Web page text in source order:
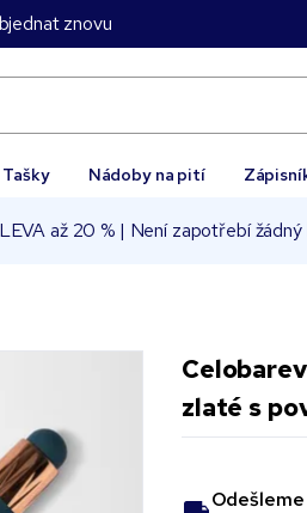
znovu
Tašky Nádoby na pití
až 20 % | Není zapotřebí žádný
zlaté s